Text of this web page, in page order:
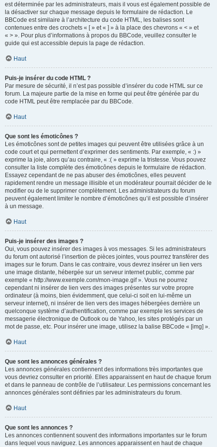
est déterminée par les administrateurs, mais il vous est également possible de
la désactiver sur chaque message depuis le formulaire de rédaction. Le
BBCode est similaire à l’architecture du code HTML, les balises sont
contenues entre des crochets « [ » et « ] » à la place des chevrons « < » et
« > ». Pour plus d’informations à propos du BBCode, veuillez consulter le
guide qui est accessible depuis la page de rédaction.
Haut
Puis-je insérer du code HTML ?
Par mesure de sécurité, il n’est pas possible d’insérer du code HTML sur ce
forum. La majeure partie de la mise en forme qui peut être générée par du
code HTML peut être remplacée par du BBCode.
Haut
Que sont les émoticônes ?
Les émoticônes sont de petites images qui peuvent être utilisées grâce à un
code court et qui permettent d’exprimer des sentiments. Par exemple, « :) »
exprime la joie, alors qu’au contraire, « :( » exprime la tristesse. Vous pouvez
consulter la liste complète des émoticônes depuis le formulaire de rédaction.
Essayez cependant de ne pas abuser des émoticônes, elles peuvent
rapidement rendre un message illisible et un modérateur pourrait décider de le
modifier ou de le supprimer complètement. Les administrateurs du forum
peuvent également limiter le nombre d’émoticônes qu’il est possible d’insérer
à un message.
Haut
Puis-je insérer des images ?
Oui, vous pouvez insérer des images à vos messages. Si les administrateurs
du forum ont autorisé l’insertion de pièces jointes, vous pourrez transférer des
images sur le forum. Dans le cas contraire, vous devrez insérer un lien vers
une image distante, hébergée sur un serveur internet public, comme par
exemple « http://www.exemple.com/mon-image.gif ». Vous ne pourrez
cependant ni insérer de lien vers des images présentes sur votre propre
ordinateur (à moins, bien évidemment, que celui-ci soit en lui-même un
serveur internet), ni insérer de lien vers des images hébergées derrière un
quelconque système d’authentification, comme par exemple les services de
messagerie électronique de Outlook ou de Yahoo, les sites protégés par un
mot de passe, etc. Pour insérer une image, utilisez la balise BBCode « [img] ».
Haut
Que sont les annonces générales ?
Les annonces générales contiennent des informations très importantes que
vous devriez consulter en priorité. Elles apparaissent en haut de chaque forum
et dans le panneau de contrôle de l’utilisateur. Les permissions concernant les
annonces générales sont définies par les administrateurs du forum.
Haut
Que sont les annonces ?
Les annonces contiennent souvent des informations importantes sur le forum
dans lequel vous naviguez. Les annonces apparaissent en haut de chaque